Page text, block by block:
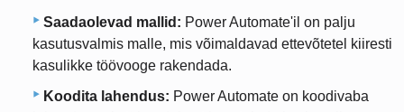
Saadaolevad mallid: Power Automate'il on palju
kasutusvalmis malle, mis võimaldavad ettevõtetel kiiresti
kasulikke töövooge rakendada.
Koodita lahendus: Power Automate on koodivaba